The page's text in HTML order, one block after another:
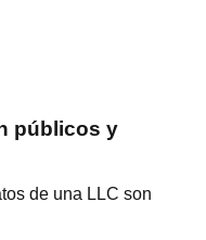
públicos y
de una LLC son